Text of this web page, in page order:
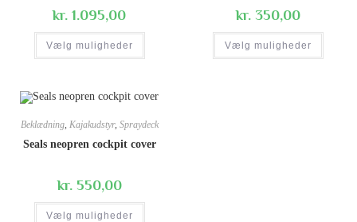
kr. 1.095,00
Vælg muligheder
kr.350,00
Vælg muligheder
Beklædning, Kajakudstyr, Spraydeck
Seals neopren cockpit cover
kr.550,00
Vælg muligheder